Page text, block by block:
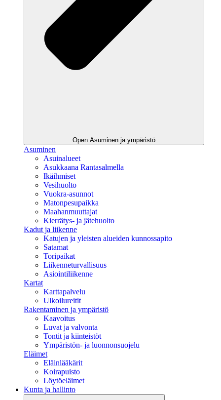
Open Asuminen ja ympäristö
Asuminen
Asuinalueet
Asukkaana Rantasalmella
Ikäihmiset
Vesihuolto
Vuokra-asunnot
Matonpesupaikka
Maahanmuuttajat
Kierrätys- ja jätehuolto
Kadut ja liikenne
Katujen ja yleisten alueiden kunnossapito
Satamat
Toripaikat
Liikenneturvallisuus
Asiointiliikenne
Kartat
Karttapalvelu
Ulkoilureitit
Rakentaminen ja ympäristö
Kaavoitus
Luvat ja valvonta
Tontit ja kiinteistöt
Ympäristön- ja luonnonsuojelu
Eläimet
Eläinlääkärit
Koirapuisto
Löytöeläimet
Kunta ja hallinto